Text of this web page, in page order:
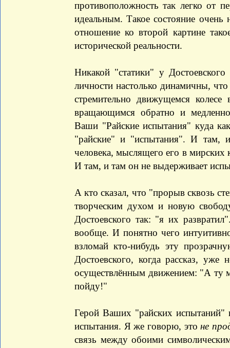
противоположность так легко от
идеальным. Такое состояние
отношение ко второй картине
исторической реальности.
Никакой "статики" у
личности настолько динамичны,
стремительно движущемся
вращающимся обратно и
Ваши "Райские испытания" куда
"райские" и "испытания". И там,
человека, мыслящего его в мирских
И там, и там он не выдерживает
А кто сказал, что "прорыв сквозь
творческим духом и новую
Достоевского так: "я их
вообще. И понятно чего
взломай кто-нибудь эту
Достоевского, когда рассказ, уже
осуществлённым движением: "А ту
пойду!"
Герой Ваших "райских испытаний"
испытания. Я же говорю, этоне
связь между обоими